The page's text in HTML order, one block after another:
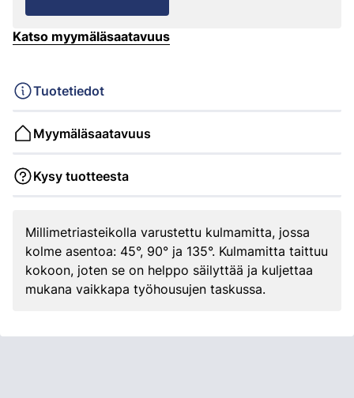
Katso myymäläsaatavuus
Tuotetiedot
Myymäläsaatavuus
Kysy tuotteesta
Millimetriasteikolla varustettu kulmamitta, jossa
kolme asentoa: 45°, 90° ja 135°. Kulmamitta taittuu
kokoon, joten se on helppo säilyttää ja kuljettaa
mukana vaikkapa työhousujen taskussa.